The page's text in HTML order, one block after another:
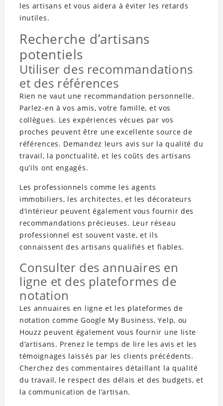
les artisans et vous aidera à éviter les retards
inutiles.
Recherche d’artisans
potentiels
Utiliser des recommandations
et des références
Rien ne vaut une recommandation personnelle.
Parlez-en à vos amis, votre famille, et vos
collègues. Les expériences vécues par vos
proches peuvent être une excellente source de
références. Demandez leurs avis sur la qualité du
travail, la ponctualité, et les coûts des artisans
qu’ils ont engagés.
Les professionnels comme les agents
immobiliers, les architectes, et les décorateurs
d’intérieur peuvent également vous fournir des
recommandations précieuses. Leur réseau
professionnel est souvent vaste, et ils
connaissent des artisans qualifiés et fiables.
Consulter des annuaires en
ligne et des plateformes de
notation
Les annuaires en ligne et les plateformes de
notation comme Google My Business, Yelp, ou
Houzz peuvent également vous fournir une liste
d’artisans. Prenez le temps de lire les avis et les
témoignages laissés par les clients précédents.
Cherchez des commentaires détaillant la qualité
du travail, le respect des délais et des budgets, et
la communication de l’artisan.